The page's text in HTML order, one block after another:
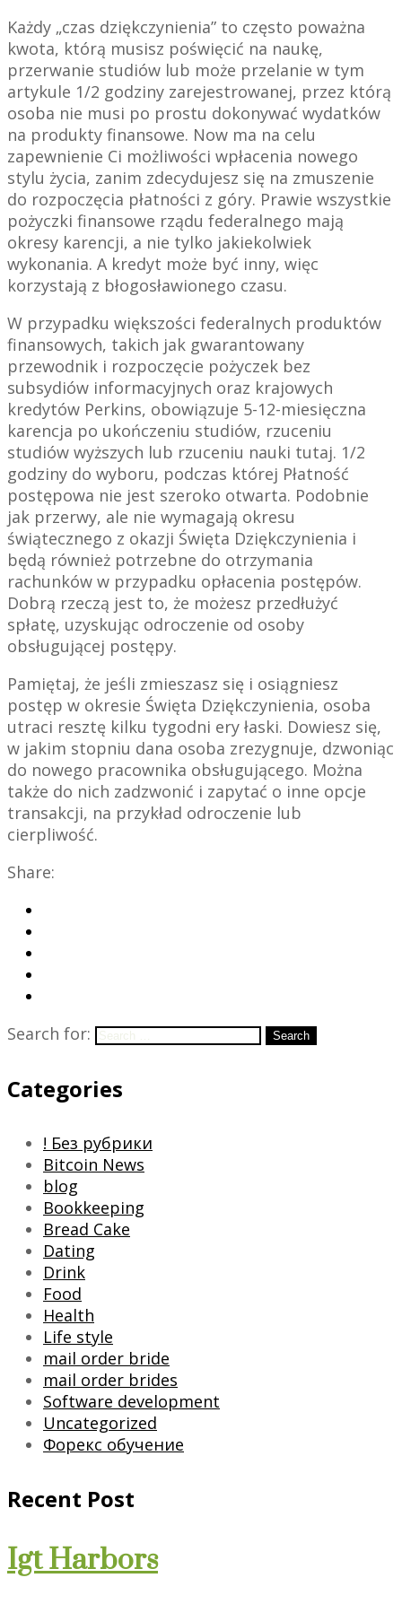
Każdy „czas dziękczynienia” to często poważna
kwota, którą musisz poświęcić na naukę,
przerwanie studiów lub może przelanie w tym
artykule 1/2 godziny zarejestrowanej, przez którą
osoba nie musi po prostu dokonywać wydatków
na produkty finansowe. Now ma na celu
zapewnienie Ci możliwości wpłacenia nowego
stylu życia, zanim zdecydujesz się na zmuszenie
do rozpoczęcia płatności z góry. Prawie wszystkie
pożyczki finansowe rządu federalnego mają
okresy karencji, a nie tylko jakiekolwiek
wykonania. A kredyt może być inny, więc
korzystają z błogosławionego czasu.
W przypadku większości federalnych produktów
finansowych, takich jak gwarantowany
przewodnik i rozpoczęcie pożyczek bez
subsydiów informacyjnych oraz krajowych
kredytów Perkins, obowiązuje 5-12-miesięczna
karencja po ukończeniu studiów, rzuceniu
studiów wyższych lub rzuceniu nauki tutaj. 1/2
godziny do wyboru, podczas której Płatność
postępowa nie jest szeroko otwarta. Podobnie
jak przerwy, ale nie wymagają okresu
świątecznego z okazji Święta Dziękczynienia i
będą również potrzebne do otrzymania
rachunków w przypadku opłacenia postępów.
Dobrą rzeczą jest to, że możesz przedłużyć
spłatę, uzyskując odroczenie od osoby
obsługującej postępy.
Pamiętaj, że jeśli zmieszasz się i osiągniesz
postęp w okresie Święta Dziękczynienia, osoba
utraci resztę kilku tygodni ery łaski. Dowiesz się,
w jakim stopniu dana osoba zrezygnuje, dzwoniąc
do nowego pracownika obsługującego. Można
także do nich zadzwonić i zapytać o inne opcje
transakcji, na przykład odroczenie lub
cierpliwość.
Share:
Search for: Search
Categories
! Без рубрики
Bitcoin News
blog
Bookkeeping
Bread Cake
Dating
Drink
Food
Health
Life style
mail order bride
mail order brides
Software development
Uncategorized
Форекс обучение
Recent Post
Igt Harbors